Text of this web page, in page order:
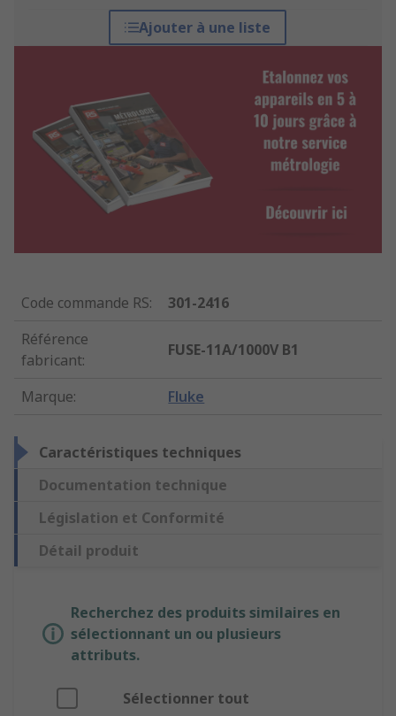
Ajouter à une liste
Code commande RS:
301-2416
Référence
fabricant:
FUSE-11A/1000V B1
Marque: Fluke
Caractéristiques techniques
Documentation technique
Législation et Conformité
Détail produit
Recherchez des produits similaires en
sélectionnant un ou plusieurs
attributs.
Sélectionner tout